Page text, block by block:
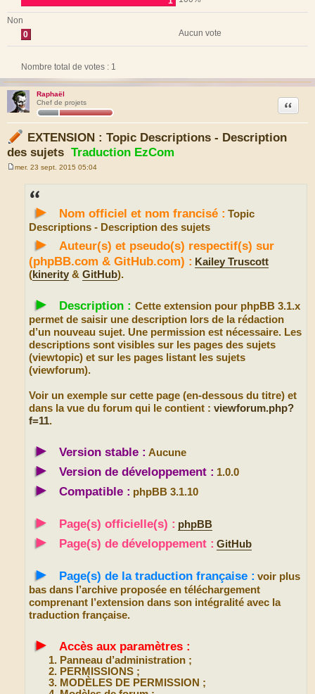
Non
0
Aucun vote
Nombre total de votes : 1
Raphaël
Chef de projets
EXTENSION : Topic Descriptions - Description
des sujets Traduction EzCom
Citation
mer. 23 sept. 2015 05:04
► Nom officiel et nom francisé : Topic
Descriptions - Description des sujets
►
Auteur(s) et pseudo(s) respectif(s) sur
(phpBB.com & GitHub.com) : Kailey Truscott
(kinerity & GitHub).
► Description : Cette extension pour phpBB 3.1.x
permet de saisir une description lors de la rédaction
d’un nouveau sujet. Une permission est nécessaire. Les
descriptions sont visibles sur les pages des sujets
(viewtopic) et sur les pages listant les sujets
(viewforum).
Voir un exemple sur cette page (en-dessous du titre) et
dans la vue du forum qui le contient : viewforum.php?
f=11.
► Version stable : Aucune
► Version de développement : 1.0.0
► Compatible : phpBB 3.1.10
► Page(s) officielle(s) : phpBB
► Page(s) de développement : GitHub
► Page(s) de la traduction française : voir plus
bas dans l’archive proposée en téléchargement
comprenant l’extension dans son intégralité avec la
traduction française.
► Accès aux paramètres :
Panneau d’administration ;
PERMISSIONS ;
MODÈLES DE PERMISSION ;